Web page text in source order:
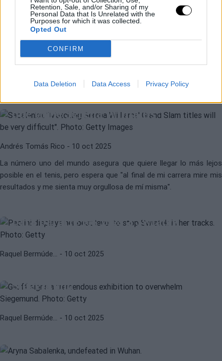
Retention, Sale, and/or Sharing of my
Personal Data that Is Unrelated with the
Purposes for which it was collected.
Opted Out
CONFIRM
Data Deletion Data Access Privacy Policy
JASMINE PAOLINI
Paolini da las claves de su paliza
contra Swiatek
Fernando Murciego- 10 oct 2025
Sabalenka: "Va a ser muy difícil
igualar los títulos de Grand Slams
que tiene Serena Williams"
Andrés Tomás Rico - 10 oct 2025
La número uno del mundo asegura que quiere llegar lo más lejos
posible en el tenis, pero espera que "al final de mi carrera mire mis
resultados y me sienta muy orgullosa de mí misma".
WTAWTA WUHAN 2025
para pararle los pies a Swiatek
Raquel Bermúde… - 10 oct 2025
Gauff firma una tremenda
Siegemund
Raquel Bermúde… - 10 oct 2025
Sabalenka no pierde en Wuhan:
Rybakina y se cita con Pegula en